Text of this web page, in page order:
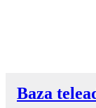
Baza